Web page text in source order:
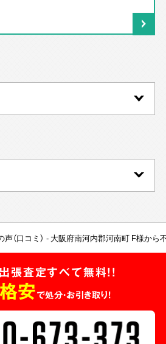
（口コミ） 大阪府南河内郡河南町 F様から
張査定すべて無料!!
安で処分・お引き取り！